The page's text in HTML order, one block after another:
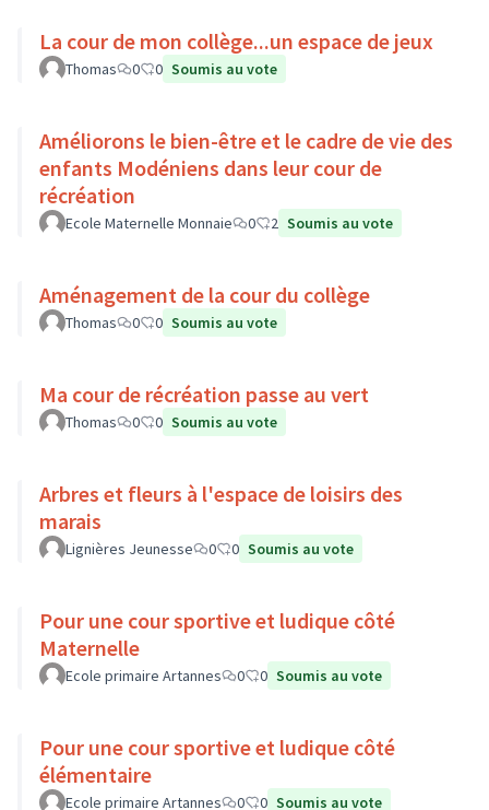
La cour de mon collège...un espace de jeux
Thomas 0 0 Soumis au vote
Améliorons le bien-être et le cadre de vie des
enfants Modéniens dans leur cour de
récréation
Ecole Maternelle Monnaie 0 2 Soumis au vote
Aménagement de la cour du collège
Thomas 0 0 Soumis au vote
Ma cour de récréation passe au vert
Thomas 0 0 Soumis au vote
Arbres et fleurs à l'espace de loisirs des
marais
Lignières Jeunesse 0 0 Soumis au vote
Pour une cour sportive et ludique côté
Maternelle
Ecole primaire Artannes 0 0 Soumis au vote
Pour une cour sportive et ludique côté
élémentaire
Ecole primaire Artannes 0 0 Soumis au vote